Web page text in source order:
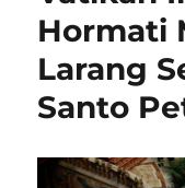
Hormati
Larang
Santo